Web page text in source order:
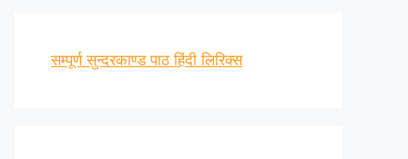
सम्पूर्ण सुन्दरकाण्ड पाठ हिंदी लिरिक्स